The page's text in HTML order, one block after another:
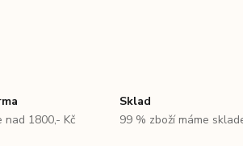
nad 1800,- Kč
Sklad
99 % zboží máme